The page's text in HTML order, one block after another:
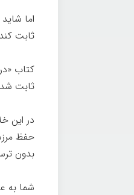
اما
ثابت
کتاب
ثابت
در این
حفظ
بدون
شما به